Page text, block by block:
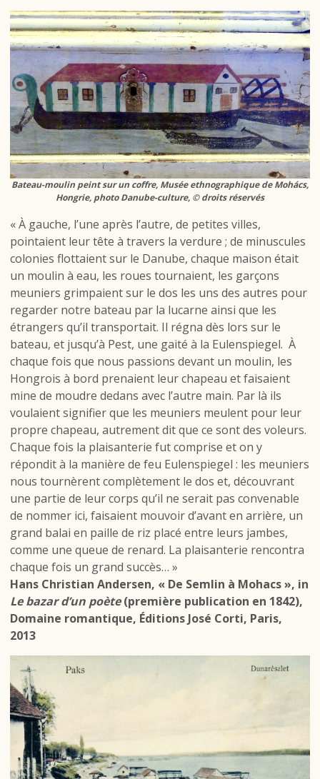
Bateau-moulin peint sur un coffre, Musée ethnographique de Mohács,
Hongrie, photo Danube-culture, © droits réservés
« À gauche, l’une après l’autre, de petites villes,
pointaient leur tête à travers la verdure ; de minuscules
colonies flottaient sur le Danube, chaque maison était
un moulin à eau, les roues tournaient, les garçons
meuniers grimpaient sur le dos les uns des autres pour
regarder notre bateau par la lucarne ainsi que les
étrangers qu’il transportait. Il régna dès lors sur le
bateau, et jusqu’à Pest, une gaité à la Eulenspiegel. À
chaque fois que nous passions devant un moulin, les
Hongrois à bord prenaient leur chapeau et faisaient
mine de moudre dedans avec l’autre main. Par là ils
voulaient signifier que les meuniers meulent pour leur
propre chapeau, autrement dit que ce sont des voleurs.
Chaque fois la plaisanterie fut comprise et on y
répondit à la manière de feu Eulenspiegel : les meuniers
nous tournèrent complètement le dos et, découvrant
une partie de leur corps qu’il ne serait pas convenable
de nommer ici, faisaient mouvoir d’avant en arrière, un
grand balai en paille de riz placé entre leurs jambes,
comme une queue de renard. La plaisanterie rencontra
chaque fois un grand succès… »
Hans Christian Andersen, « De Semlin à Mohacs », in
Le bazar d’un poète(première publication en 1842),
Domaine romantique, Éditions José Corti, Paris,
2013